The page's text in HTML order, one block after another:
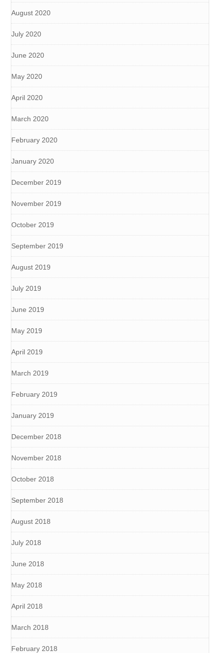
August 2020
July 2020
June 2020
May 2020
April 2020
March 2020
February 2020
January 2020
December 2019
November 2019
October 2019
September 2019
August 2019
July 2019
June 2019
May 2019
April 2019
March 2019
February 2019
January 2019
December 2018
November 2018
October 2018
September 2018
August 2018
July 2018
June 2018
May 2018
April 2018
March 2018
February 2018